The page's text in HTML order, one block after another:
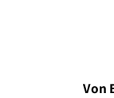
Von